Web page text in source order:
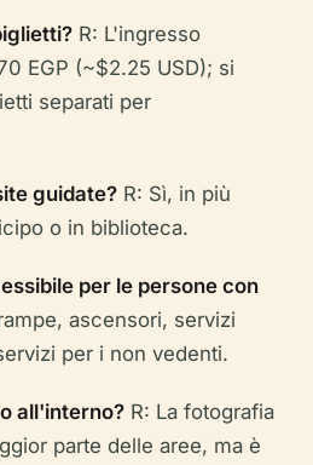
R: L'ingresso
EGP (~$2.25 USD); si
separati per
guidate? R: Sì, in più
o in biblioteca.
per le persone con
ascensori, servizi
per i non vedenti.
all'interno? R: La fotografia
parte delle aree, ma è